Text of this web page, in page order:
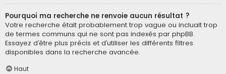
Pourquoi ma recherche ne renvoie aucun résultat ?
Votre recherche était probablement trop vague ou incluait trop
de termes communs qui ne sont pas indexés par phpBB.
Essayez d’être plus précis et d’utiliser les différents filtres
disponibles dans la recherche avancée.
Haut